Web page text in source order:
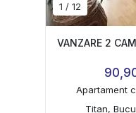
1 / 12
VANZARE 2
Apartament
Titan,